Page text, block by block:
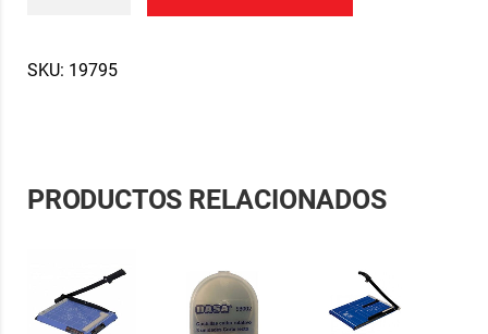
SKU: 19795
PRODUCTOS RELACIONADOS